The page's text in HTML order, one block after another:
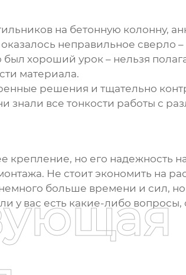
на бетонную колонну,
неправильное
хороший урок – нельзя
материала.
решения и тщательно
все тонкости работы с
крепление, но его надежность
Не стоит экономить на
больше времени и сил,
у вас есть какие-либо